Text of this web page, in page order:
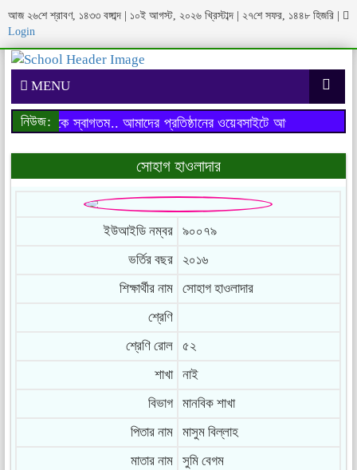
আজ ২৬শে শ্রাবণ, ১৪৩৩ বঙ্গাব্দ | ১০ই আগস্ট, ২০২৬ খ্রিস্টাব্দ | ২৭শে সফর, ১৪৪৮ হিজরি
Login
MENU
নিউজ: আমাদের প্রতিষ্ঠানের ওয়েবসাইটে আপনাকে স্বাগতম..
আপনাকে স্বাগতম..
সোহাগ হাওলাদার
ইউআইডি নম্বর
৯০০৭৯
ভর্তির বছর
২০১৬
শিক্ষার্থীর নাম
সোহাগ হাওলাদার
শ্রেণি
শ্রেণি রোল
৫২
শাখা
নাই
বিভাগ
মানবিক শাখা
পিতার নাম
মাসুম বিল্লাহ
মাতার নাম
সুমি বেগম